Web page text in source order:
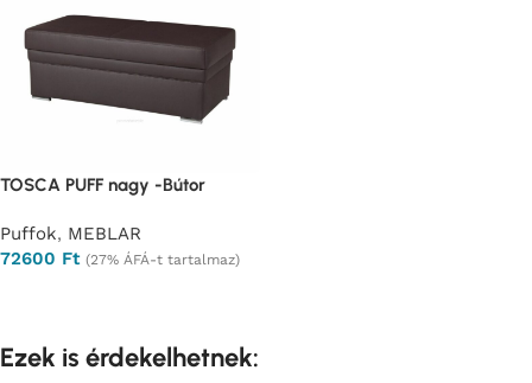
TOSCA PUFF nagy -Bútor
Puffok, MEBLAR
72600 Ft (27% ÁFÁ-t tartalmaz)
Ezek is érdekelhetnek: